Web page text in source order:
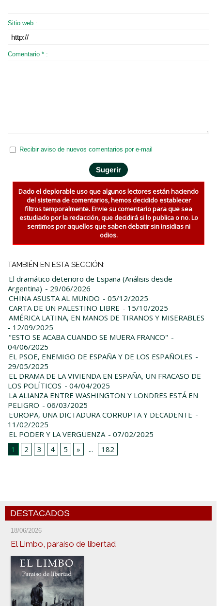
Sitio web :
Comentario * :
Recibir aviso de nuevos comentarios por e-mail
Dado el deplorable uso que algunos lectores están haciendo
del sistema de comentarios, hemos decidido establecer
filtros temporalmente. Envie su comentario para que sea
estudiado por la redacción, que decidirá si lo publica o no. Lo
sentimos por aquellos que saben debatir sin insidias ni
odios.
TAMBIÉN EN ESTA SECCIÓN:
El dramático deterioro de España (Análisis desde
Argentina) - 29/06/2026
CHINA ASUSTA AL MUNDO - 05/12/2025
CARTA DE UN PALESTINO LIBRE - 15/10/2025
AMÉRICA LATINA, EN MANOS DE TIRANOS Y MISERABLES
- 12/09/2025
"ESTO SE ACABA CUANDO SE MUERA FRANCO" -
04/06/2025
EL PSOE, ENEMIGO DE ESPAÑA Y DE LOS ESPAÑOLES -
29/05/2025
EL DRAMA DE LA VIVIENDA EN ESPAÑA, UN FRACASO DE
LOS POLÍTICOS - 04/04/2025
LA ALIANZA ENTRE WASHINGTON Y LONDRES ESTÁ EN
PELIGRO - 06/03/2025
EUROPA, UNA DICTADURA CORRUPTA Y DECADENTE -
11/02/2025
EL PODER Y LA VERGÜENZA - 07/02/2025
1
2 3 4 5 » ... 182
DESTACADOS
18/06/2026
El Limbo, paraíso de libertad